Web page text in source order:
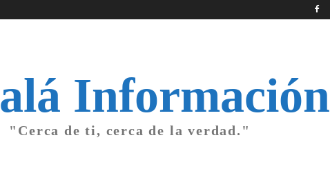
Información
"Cerca de ti, cerca de la verdad."